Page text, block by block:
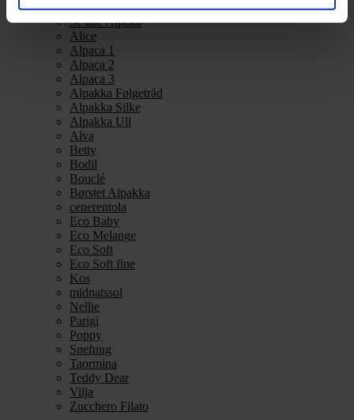
Zucchero Filato
Se alle Alpaka
Alice
Alpaca 1
Alpaca 2
Alpaca 3
Alpakka Følgetråd
Alpakka Silke
Alpakka Ull
Alva
Betty
Bodil
Bouclé
Børstet Alpakka
cenerentola
Eco Baby
Eco Melange
Eco Soft
Eco Soft fine
Kos
midnatssol
Nellie
Parigi
Poppy
Snefnug
Taormina
Teddy Dear
Vilja
Zucchero Filato